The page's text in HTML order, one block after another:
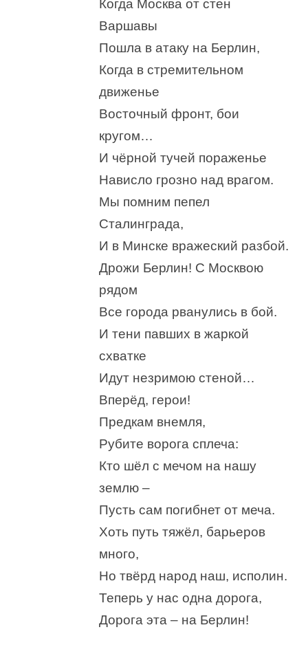
Когда Москва от стен
Варшавы
Пошла в атаку на Берлин,
Когда в стремительном
движенье
Восточный фронт, бои
кругом…
И чёрной тучей пораженье
Нависло грозно над врагом.
Мы помним пепел
Сталинграда,
И в Минске вражеский разбой.
Дрожи Берлин! С Москвою
рядом
Все города рванулись в бой.
И тени павших в жаркой
схватке
Идут незримою стеной…
Вперёд, герои!
Предкам внемля,
Рубите ворога сплеча:
Кто шёл с мечом на нашу
землю –
Пусть сам погибнет от меча.
Хоть путь тяжёл, барьеров
много,
Но твёрд народ наш, исполин.
Теперь у нас одна дорога,
Дорога эта – на Берлин!